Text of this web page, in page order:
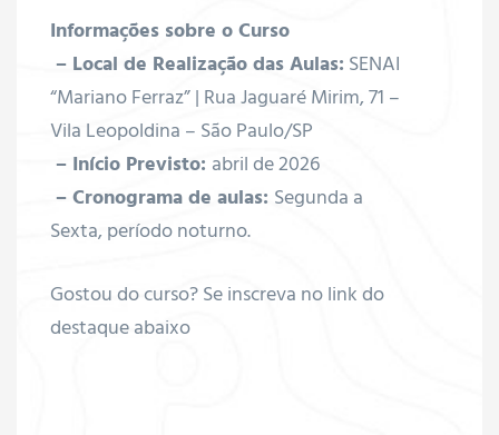
Informações sobre o Curso
– Local de Realização das Aulas: SENAI
“Mariano Ferraz” | Rua Jaguaré Mirim, 71 –
Vila Leopoldina – São Paulo/SP
– Início Previsto: abril de 2026
– Cronograma de aulas: Segunda a
Sexta, período noturno.
Gostou do curso? Se inscreva no link do
destaque abaixo